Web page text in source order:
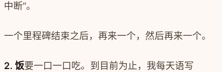
中断”。
一个里程碑结束之后，再来一个，然后再来一个。
2. 饭要一口一口吃。 到目前为止，我每天语写